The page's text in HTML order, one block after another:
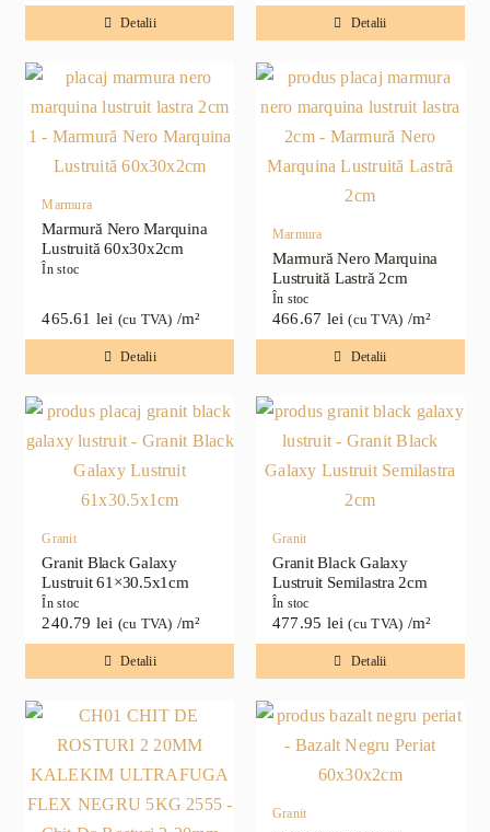
Detalii Detalii
Marmura
Marmură Nero Marquina
Lustruită 60x30x2cm
În stoc
465.61 lei (cu TVA) /m²
Detalii
Marmura
Marmură Nero Marquina
Lustruită Lastră 2cm
În stoc
466.67 lei (cu TVA) /m²
Detalii
Granit
Granit Black Galaxy
Lustruit 61×30.5x1cm
În stoc
240.79 lei (cu TVA) /m²
Detalii
Granit
Granit Black Galaxy
Lustruit Semilastra 2cm
În stoc
477.95 lei (cu TVA) /m²
Detalii
Granit